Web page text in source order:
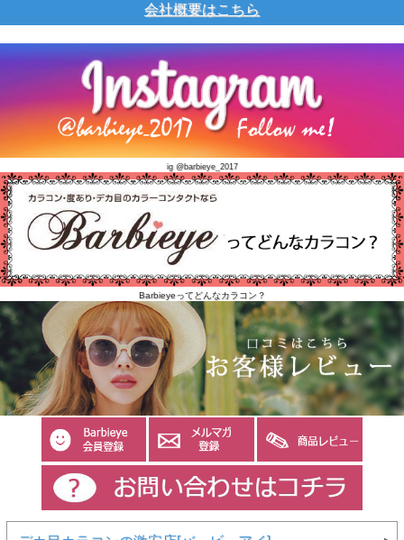
会社概要はこちら
ig @barbieye_2017
Barbieyeってどんなカラコン？